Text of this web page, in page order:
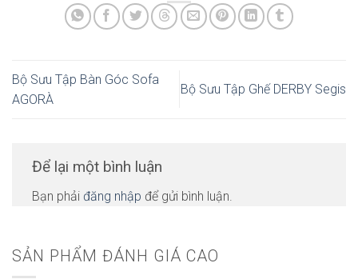
SẢN PHẨM ĐÁNH GIÁ CAO
Bộ Sưu Tập Bàn Góc Sofa
AGORÀ
Bộ Sưu Tập Ghế DERBY Segis
Để lại một bình luận
Bạn phải đăng nhập để gửi bình luận.